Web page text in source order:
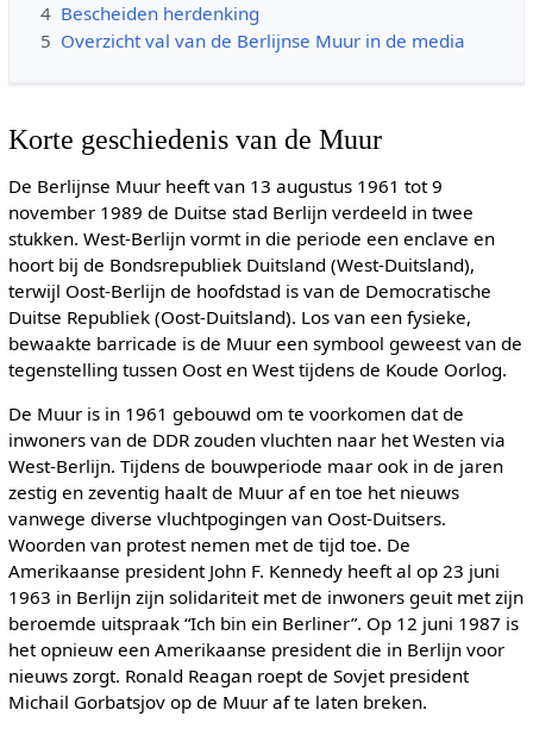
4 Bescheiden herdenking
5 Overzicht val van de Berlijnse Muur in de media
Korte geschiedenis van de Muur
De Berlijnse Muur heeft van 13 augustus 1961 tot 9
november 1989 de Duitse stad Berlijn verdeeld in twee
stukken. West-Berlijn vormt in die periode een enclave en
hoort bij de Bondsrepubliek Duitsland (West-Duitsland),
terwijl Oost-Berlijn de hoofdstad is van de Democratische
Duitse Republiek (Oost-Duitsland). Los van een fysieke,
bewaakte barricade is de Muur een symbool geweest van de
tegenstelling tussen Oost en West tijdens de Koude Oorlog.
De Muur is in 1961 gebouwd om te voorkomen dat de
inwoners van de DDR zouden vluchten naar het Westen via
West-Berlijn. Tijdens de bouwperiode maar ook in de jaren
zestig en zeventig haalt de Muur af en toe het nieuws
vanwege diverse vluchtpogingen van Oost-Duitsers.
Woorden van protest nemen met de tijd toe. De
Amerikaanse president John F. Kennedy heeft al op 23 juni
1963 in Berlijn zijn solidariteit met de inwoners geuit met zijn
beroemde uitspraak “Ich bin ein Berliner”. Op 12 juni 1987 is
het opnieuw een Amerikaanse president die in Berlijn voor
nieuws zorgt. Ronald Reagan roept de Sovjet president
Michail Gorbatsjov op de Muur af te laten breken.